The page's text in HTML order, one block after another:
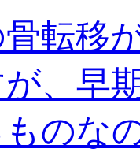
転移
、早
のな